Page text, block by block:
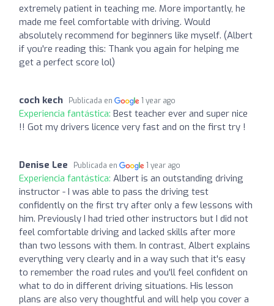
extremely patient in teaching me. More importantly, he
made me feel comfortable with driving. Would
absolutely recommend for beginners like myself. (Albert
if you're reading this: Thank you again for helping me
get a perfect score lol)
coch kech Publicada en 1 year ago
Experiencia fantástica: Best teacher ever and super nice
!! Got my drivers licence very fast and on the first try !
Denise Lee Publicada en 1 year ago
Experiencia fantástica: Albert is an outstanding driving
instructor - I was able to pass the driving test
confidently on the first try after only a few lessons with
him. Previously I had tried other instructors but I did not
feel comfortable driving and lacked skills after more
than two lessons with them. In contrast, Albert explains
everything very clearly and in a way such that it's easy
to remember the road rules and you'll feel confident on
what to do in different driving situations. His lesson
plans are also very thoughtful and will help you cover a